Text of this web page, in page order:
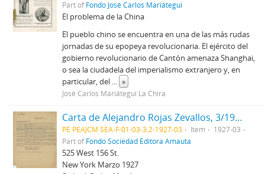
Part ofFondo José Carlos Mariátegui
El problema de la China
El pueblo chino se encuentra en una de las más rudas
jornadas de su epopeya revolucionaria. El ejército del
gobierno revolucionario de Cantón amenaza Shanghai,
o sea la ciudadela del imperialismo extranjero y, en
particular, del ... »
José Carlos Mariátegui La Chira
Carta de Alejandro Rojas Zevallos, 3/1927
PE PEAJCM SEA-F-01-03-3.2-1927-03 Item
1927-03
Part ofFondo Sociedad Editora Amauta
525 West 156 St.
New York Marzo 1927